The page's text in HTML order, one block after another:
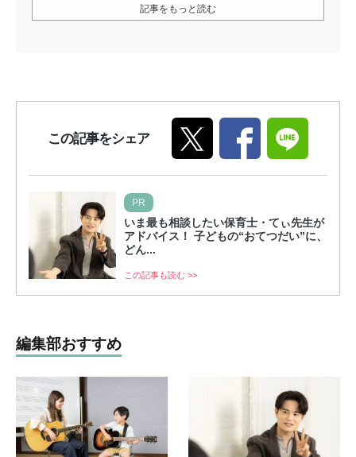
記事をもっと読む
この記事をシェア
PR
いま最も相談したい保育士・てぃ先生が
アドバイス！ 子どもの“おてつだい”に、
どん...
この記事も読む >>
編集部おすすめ